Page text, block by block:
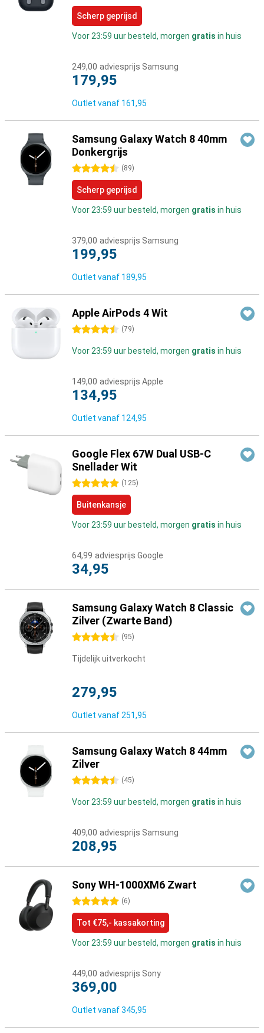
Scherp geprijsd
Voor 23:59 uur besteld, morgen gratis in huis
249,00 adviesprijs Samsung
179,95
Outlet vanaf 161,95
Samsung Galaxy Watch 8 40mm
Donkergrijs
4.5 sterren (89)
Scherp geprijsd
Voor 23:59 uur besteld, morgen gratis in huis
379,00 adviesprijs Samsung
199,95
Outlet vanaf 189,95
Apple AirPods 4 Wit
4.5 sterren (79)
Voor 23:59 uur besteld, morgen gratis in huis
149,00 adviesprijs Apple
134,95
Outlet vanaf 124,95
Google Flex 67W Dual USB-C
Snellader Wit
5 sterren (125)
Buitenkansje
Voor 23:59 uur besteld, morgen gratis in huis
64,99 adviesprijs Google
34,95
Samsung Galaxy Watch 8 Classic
Zilver (Zwarte Band)
4.5 sterren (95)
Tijdelijk uitverkocht
279,95
Outlet vanaf 251,95
Samsung Galaxy Watch 8 44mm
Zilver
4.5 sterren (45)
Voor 23:59 uur besteld, morgen gratis in huis
409,00 adviesprijs Samsung
208,95
Sony WH-1000XM6 Zwart
5 sterren (6)
Tot €75,- kassakorting
Voor 23:59 uur besteld, morgen gratis in huis
449,00 adviesprijs Sony
369,00
Outlet vanaf345,95